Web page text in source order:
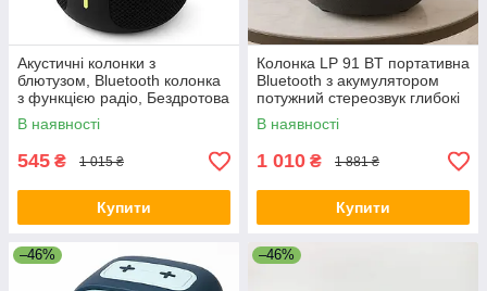
Акустичні колонки з
блютузом, Bluetooth колонка
з функцією радіо, Бездротова
колонка переносна гучна MY-
13
В наявності
545 ₴ 1 015 ₴
Купити
Колонка LP 91 BT портативна
Bluetooth з акумулятором
потужний стереозвук глибокі
баси сучасний дизайн MG-53
В наявності
1 010 ₴ 1 881 ₴
Купити
–46% –46%